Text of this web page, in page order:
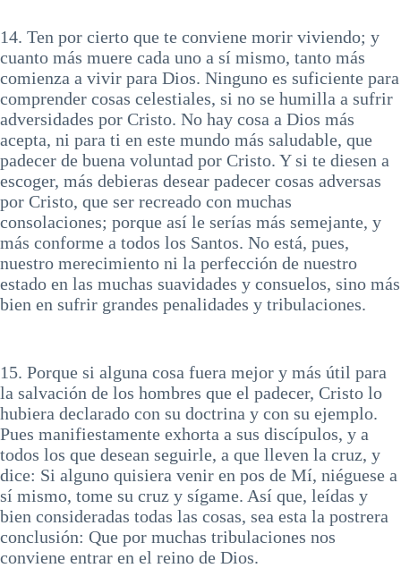
14. Ten por cierto que te conviene morir viviendo; y
cuanto más muere cada uno a sí mismo, tanto más
comienza a vivir para Dios. Ninguno es suficiente para
comprender cosas celestiales, si no se humilla a sufrir
adversidades por Cristo. No hay cosa a Dios más
acepta, ni para ti en este mundo más saludable, que
padecer de buena voluntad por Cristo. Y si te diesen a
escoger, más debieras desear padecer cosas adversas
por Cristo, que ser recreado con muchas
consolaciones; porque así le serías más semejante, y
más conforme a todos los Santos. No está, pues,
nuestro merecimiento ni la perfección de nuestro
estado en las muchas suavidades y consuelos, sino más
bien en sufrir grandes penalidades y tribulaciones.
15. Porque si alguna cosa fuera mejor y más útil para
la salvación de los hombres que el padecer, Cristo lo
hubiera declarado con su doctrina y con su ejemplo.
Pues manifiestamente exhorta a sus discípulos, y a
todos los que desean seguirle, a que lleven la cruz, y
dice: Si alguno quisiera venir en pos de Mí, niéguese a
sí mismo, tome su cruz y sígame. Así que, leídas y
bien consideradas todas las cosas, sea esta la postrera
conclusión: Que por muchas tribulaciones nos
conviene entrar en el reino de Dios.